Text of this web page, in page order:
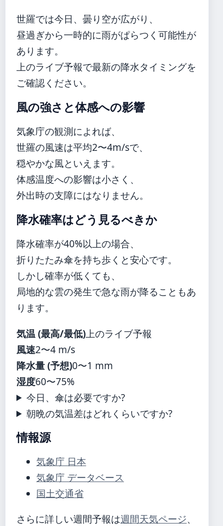
世羅では今日、曇り空が広がり、
昼過ぎから一時的に雨がぱらつく可能性が
あります。
上のライブ予報で最新の降水タイミングを
ご確認ください。
風の強さと体感への影響
気象庁の観測によれば、
世羅の風速は平均2〜4m/sで、
穏やかな風といえます。
体感温度への影響は小さく、
外出時の支障にはなりません。
降水確率はどう見るべきか
降水確率が40%以上の場合、
折りたたみ傘を持ち歩くと安心です。
しかし確率が低くても、
局地的な雲の発生で急な雨が降ることもあ
ります。
気温 (最高/最低)上のライブ予報
風速2〜4 m/s
降水量 (予想)0〜1 mm
湿度60〜75%
今日、傘は必要ですか?
朝晩の気温差はどれくらいですか?
情報源
気象庁 日本
気象庁 データベース
国土交通省
さらに詳しい週間予報は週間天気ページ、